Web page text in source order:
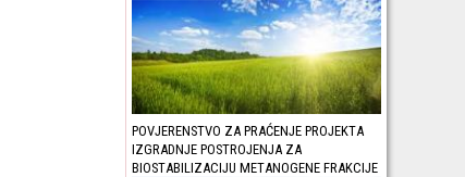
POVJERENSTVO ZA PRAĆENJE PROJEKTA
IZGRADNJE POSTROJENJA ZA
BIOSTABILIZACIJU METANOGENE FRAKCIJE